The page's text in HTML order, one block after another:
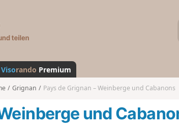
a
n
d
Visorando Premium
Grignan Pays de Grignan – Weinberge und Cabanons
und